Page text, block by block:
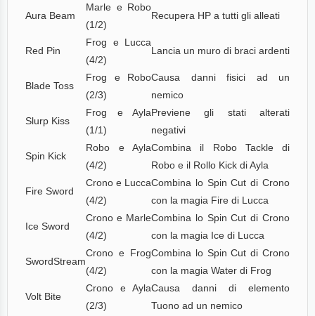
Aura Beam
Marle e Robo
(1/2)
Recupera HP a tutti gli alleati
Red Pin
Frog e Lucca
(4/2)
Lancia un muro di braci ardenti
Blade Toss
Frog e Robo
(2/3)
Causa danni fisici ad un
nemico
Slurp Kiss
Frog e Ayla
(1/1)
Previene gli stati alterati
negativi
Spin Kick
Robo e Ayla
(4/2)
Combina il Robo Tackle di
Robo e il Rollo Kick di Ayla
Fire Sword
Crono e Lucca
(4/2)
Combina lo Spin Cut di Crono
con la magia Fire di Lucca
Ice Sword
Crono e Marle
(4/2)
Combina lo Spin Cut di Crono
con la magia Ice di Lucca
SwordStream
Crono e Frog
(4/2)
Combina lo Spin Cut di Crono
con la magia Water di Frog
Volt Bite
Crono e Ayla
(2/3)
Causa danni di elemento
Tuono ad un nemico